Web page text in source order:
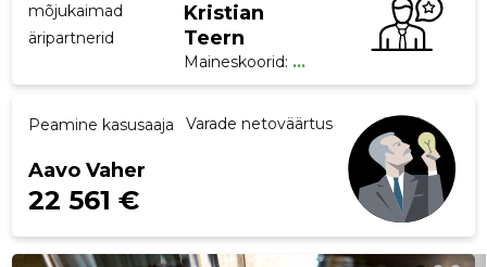
mõjukaimad
äripartnerid
Kristian
Teern
Maineskoorid: ...
Peamine kasusaaja
Aavo Vaher
Varade netoväärtus
22 561 €